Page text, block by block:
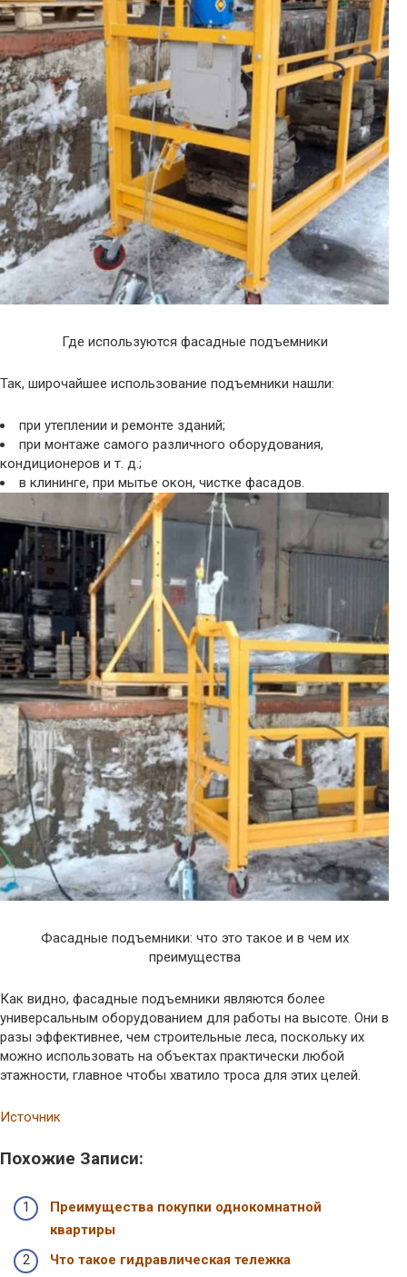
Где используются фасадные подъемники
Так, широчайшее использование подъемники нашли:
при утеплении и ремонте зданий;
при монтаже самого различного оборудования,
кондиционеров и т. д.;
в клининге, при мытье окон, чистке фасадов.
Фасадные подъемники: что это такое и в чем их
преимущества
Как видно, фасадные подъемники являются более
универсальным оборудованием для работы на высоте. Они в
разы эффективнее, чем строительные леса, поскольку их
можно использовать на объектах практически любой
этажности, главное чтобы хватило троса для этих целей.
Источник
Похожие Записи:
Преимущества покупки однокомнатной
квартиры
Что такое гидравлическая тележка